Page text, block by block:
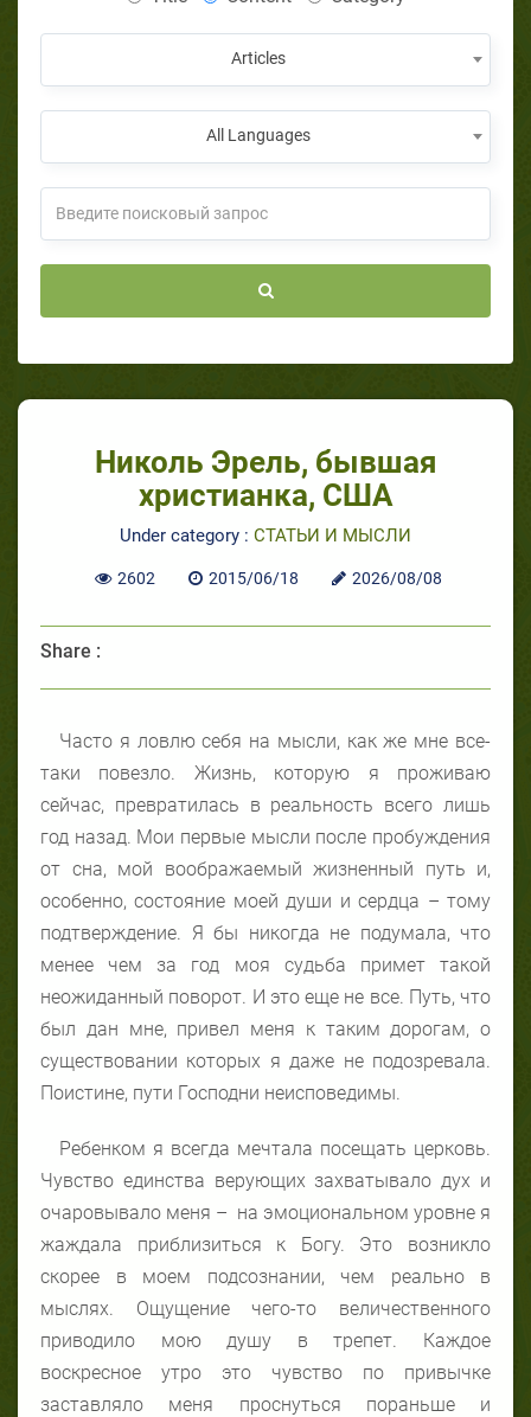
Articles
All Languages
Николь Эрель, бывшая
христианка, США
Under category : СТАТЬИ И МЫСЛИ
2602 2015/06/18 2026/08/08
Share :
Часто я ловлю себя на мысли, как же мне все-
таки повезло. Жизнь, которую я проживаю
сейчас, превратилась в реальность всего лишь
год назад. Мои первые мысли после пробуждения
от сна, мой воображаемый жизненный путь и,
особенно, состояние моей души и сердца – тому
подтверждение. Я бы никогда не подумала, что
менее чем за год моя судьба примет такой
неожиданный поворот. И это еще не все. Путь, что
был дан мне, привел меня к таким дорогам, о
существовании которых я даже не подозревала.
Поистине, пути Господни неисповедимы.
Ребенком я всегда мечтала посещать церковь.
Чувство единства верующих захватывало дух и
очаровывало меня – на эмоциональном уровне я
жаждала приблизиться к Богу. Это возникло
скорее в моем подсознании, чем реально в
мыслях. Ощущение чего-то величественного
приводило мою душу в трепет. Каждое
воскресное утро это чувство по привычке
заставляло меня проснуться пораньше и